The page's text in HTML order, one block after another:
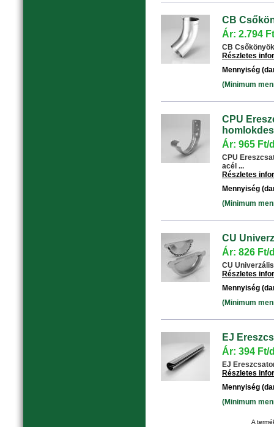
CB
Ár: 2.794
CB
Részletes
Mennyiség
(Minimum
CPU
Ár: 965 Ft/
CPU
acél ...
Részletes
Mennyiség
(Minimum
CU
Ár: 826 Ft/
CU
Részletes
Mennyiség
(Minimum
EJ
Ár: 394 Ft/
EJ
Részletes
Mennyiség
(Minimum
A